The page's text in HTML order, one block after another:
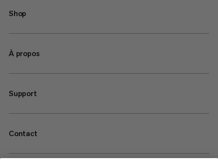
Shop
À propos
Support
Contact